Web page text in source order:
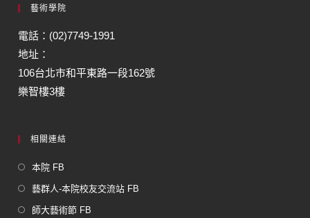
藝術學院
電話：(02)7749-1991
地址：
106台北市和平東路一段162號
樂智樓3樓
相關連結
本院 FB
藝群人-本院校友交流站 FB
師大藝術節 FB